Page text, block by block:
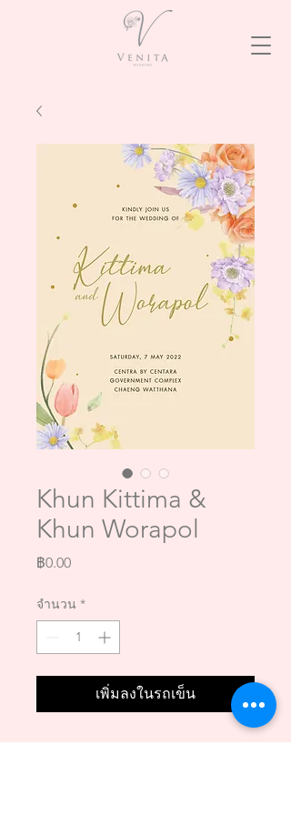
Khun Kittima &
Khun Worapol
฿0.00ราคา
จำนวน *
เพิ่มลงในรถเข็น